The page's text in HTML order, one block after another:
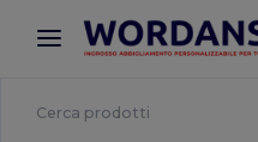
× App Wordans
Prezzi migliori sull'app!